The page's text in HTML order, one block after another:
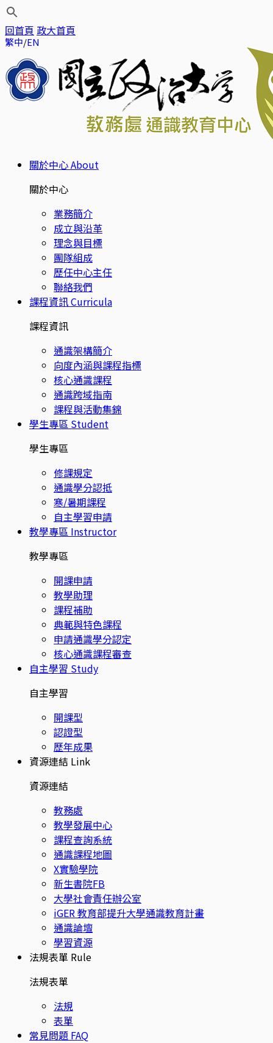
回首頁 政大首頁
繁中 EN
關於中心About
關於中心
業務簡介
成立與沿革
理念與目標
團隊組成
歷任中心主任
聯絡我們
課程資訊Curricula
課程資訊
通識架構簡介
向度內涵與課程指標
核心通識課程
通識跨域指南
課程與活動集錦
學生專區 Student
學生專區
修課規定
通識學分認抵
寒/暑期課程
自主學習申請
教學專區 Instructor
教學專區
開課申請
教學助理
課程補助
典範與特色課程
申請通識學分認定
核心通識課程審查
自主學習 Study
自主學習
開課型
認證型
歷年成果
資源連結 Link
資源連結
教務處
教學發展中心
課程查詢系統
通識課程地圖
X實驗學院
新生書院FB
大學社會責任辦公室
iGER 教育部提升大學通識教育計畫
通識論壇
學習資源
法規表單 Rule
法規表單
法規
表單
常見問題 FAQ